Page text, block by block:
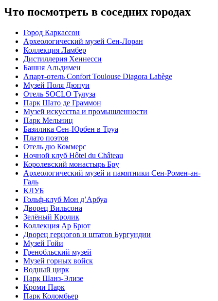
Что посмотреть в соседних городах
Город Каркассон
Археологический музей Сен-Лоран
Коллекция Ламбер
Дистиллерия Хеннесси
Башня Альдимен
Апарт-отель Confort Toulouse Diagora Labège
Музей Поля Дюпуи
Отель SOCLO Тулуза
Парк Шато де Граммон
Музей искусства и промышленности
Парк Мельниц
Базилика Сен-Юрбен в Труа
Плато поэтов
Отель дю Коммерс
Ночной клуб Hôtel du Château
Королевский монастырь Бру
Археологический музей и памятники Сен-Ромен-ан-
Галь
КЛУБ
Гольф-клуб Мон д’Арбуа
Дворец Вильсона
Зелёный Кролик
Коллекция Ар Брют
Дворец герцогов и штатов Бургундии
Музей Гойи
Гренобльский музей
Музей горных войск
Водный цирк
Парк Шанз-Элизе
Кроми Парк
Парк Коломбьер